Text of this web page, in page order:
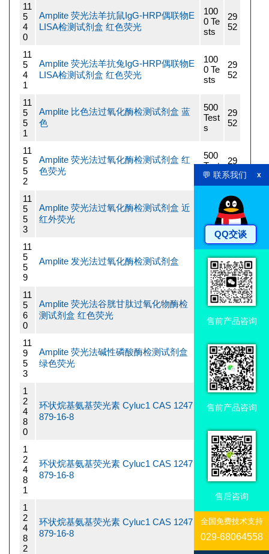
11
5
4
0
Amplite 荧光法羊抗鼠IgG-HRP偶联物E
LISA检测试剂盒 红色荧光
100
0 Te
sts
29
52
11
5
4
1
Amplite 荧光法羊抗兔IgG-HRP偶联物E
LISA检测试剂盒 红色荧光
100
0 Te
sts
29
52
11
5
5
1
Amplite 比色法过氧化酶检测试剂盒 蓝
色
500
Test
s
29
52
11
5
5
2
Amplite 荧光法过氧化酶检测试剂盒 红
色荧光
500
Test
s
29
52
11
5
5
3
Amplite 荧光法过氧化酶检测试剂盒 近
红外荧光
Test
s
44
20
11
5
5
9
Amplite 发光法过氧化酶检测试剂盒
500
Test
29
52
11
5
6
0
Amplite 荧光法谷胱甘肽过氧化物酶检
测试剂盒 红色荧光
200
Test
s
44
20
11
9
5
3
Amplite 荧光法碱性磷酸酶检测试剂盒
绿色荧光
500
Test
29
52
1
2
4
8
0
环状烷基氨基荧光素 Cyluc1 CAS 1247
879-16-8
5 m
14
1
2
4
8
1
环状烷基氨基荧光素 Cyluc1 CAS 1247
879-16-8
25
mg
29
52
1
2
4
8
2
环状烷基氨基荧光素 Cyluc1 CAS 1247
879-16-8
5 m
g
73
95
💬 联系我们 x
QQ交谈
售前产品咨询
售前产品咨询
售后咨询
全国免费技术支持
029-68064558